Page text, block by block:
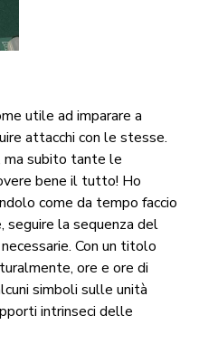
utile ad imparare a
attacchi con le stesse.
ma subito tante le
bene il tutto! Ho
come da tempo faccio
seguire la sequenza del
Con un titolo
ore e ore di
simboli sulle unità
intrinseci delle